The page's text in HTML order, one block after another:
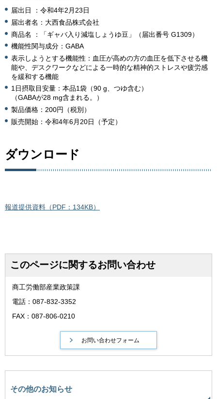
届出日 ：令和4年2月23日
届出者名：大西食品株式会社
商品名 ：「ギャバ入り減塩しょうゆ豆」（届出番号 G1309）
機能性関与成分：GABA
表示しようとする機能性：血圧が高めの方の血圧を低下させる機
能や、デスクワークなどによる一時的な精神的ストレスや疲労感
を緩和する機能
1日摂取目安量：本品1袋（90 g、つゆ含む）
（GABAが28 mg含まれる。）
製品価格：200円（税別）
販売開始：令和4年6月20日（予定）
ダウンロード
報道提供資料（PDF：134KB）
このページに関するお問い合わせ
商工労働部産業政策課
電話：087-832-3352
FAX：087-806-0210
その他のお知らせ